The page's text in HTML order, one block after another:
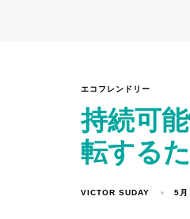
エコフレンドリー
持続可
転する
VICTOR SUDAY 5